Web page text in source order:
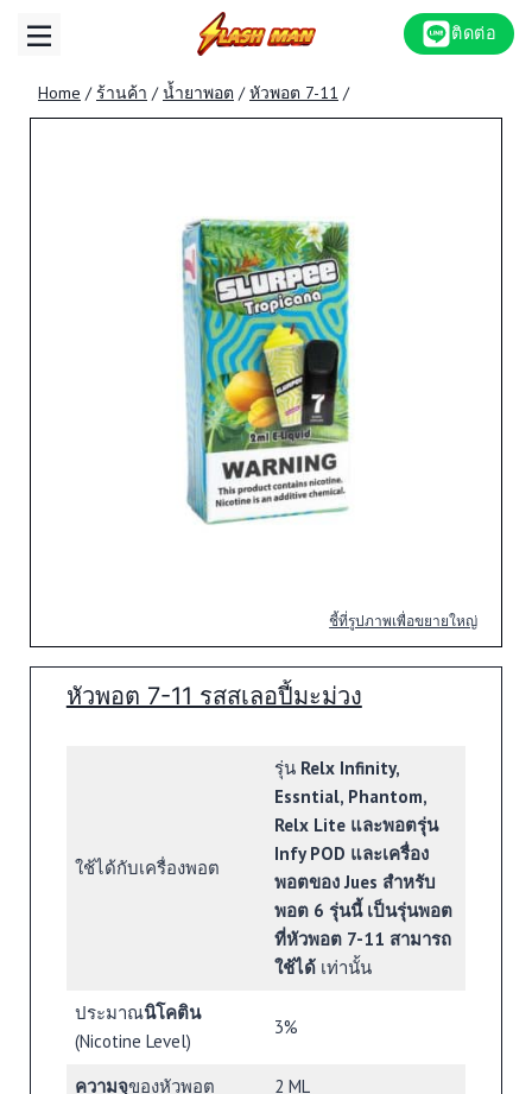
ติดต่อ
Home / ร้านค้า / น้ำยาพอต / หัวพอต 7-11 /
ชี้ที่รูปภาพเพื่อขยายใหญ่
หัวพอต 7-11 รสสเลอปี้มะม่วง
ใช้ได้กับเครื่องพอต
รุ่น Relx Infinity,
Essntial, Phantom,
Relx Lite และพอตรุ่น
Infy POD และเครื่อง
พอตของ Jues สำหรับ
พอต 6 รุ่นนี้ เป็นรุ่นพอต
ที่หัวพอต 7-11 สามารถ
ใช้ได้ เท่านั้น
ประมาณนิโคติน
(Nicotine Level)
3%
ความจุของหัวพอต 2 ML